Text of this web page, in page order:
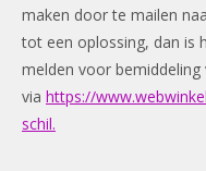
maken door te mailen
tot een oplossing, dan is
melden voor bemiddeling
via https://
schil.